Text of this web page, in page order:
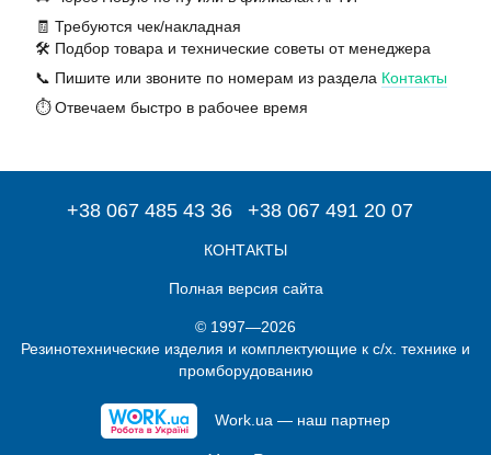
🧾 Требуются чек/накладная
🛠️ Подбор товара и технические советы от менеджера
📞 Пишите или звоните по номерам из раздела Контакты
⏱️ Отвечаем быстро в рабочее время
+38 067 485 43 36 +38 067 491 20 07
КОНТАКТЫ
Полная версия сайта
© 1997—2026
Резинотехнические изделия и комплектующие к с/х. технике и
промборудованию
Work.ua — наш партнер